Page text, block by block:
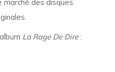
marché des disques
La Rage De Dire: